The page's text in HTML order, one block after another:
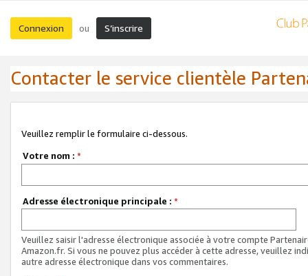
Connexion ou S’inscrire
Contacter le service clientèle
Veuillez remplir le formulaire ci-dessous.
Votre nom : *
Adresse électronique principale : *
Veuillez saisir l'adresse électronique associée à votre compte
Amazon.fr. Si vous ne pouvez plus accéder à cette adresse, veuillez
autre adresse électronique dans vos commentaires.